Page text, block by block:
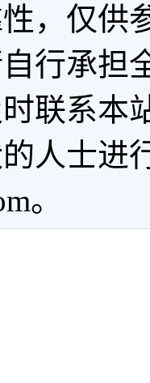
，仅供
行承担
联系本
人士进
。